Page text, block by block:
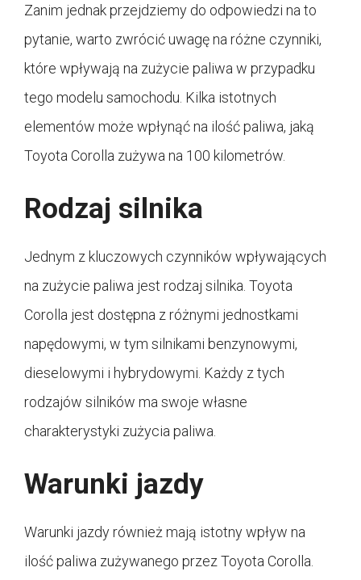
Zanim jednak przejdziemy do odpowiedzi na to
pytanie, warto zwrócić uwagę na różne czynniki,
które wpływają na zużycie paliwa w przypadku
tego modelu samochodu. Kilka istotnych
elementów może wpłynąć na ilość paliwa, jaką
Toyota Corolla zużywa na 100 kilometrów.
Rodzaj silnika
Jednym z kluczowych czynników wpływających
na zużycie paliwa jest rodzaj silnika. Toyota
Corolla jest dostępna z różnymi jednostkami
napędowymi, w tym silnikami benzynowymi,
dieselowymi i hybrydowymi. Każdy z tych
rodzajów silników ma swoje własne
charakterystyki zużycia paliwa.
Warunki jazdy
Warunki jazdy również mają istotny wpływ na
ilość paliwa zużywanego przez Toyota Corolla.